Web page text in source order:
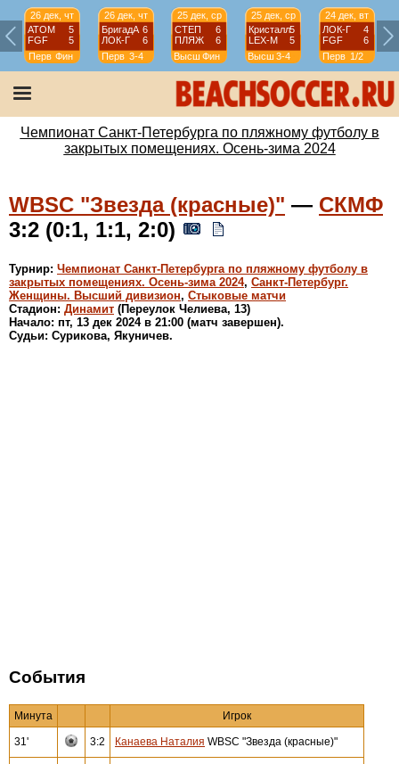
26 дек, чт
АТОМ
5
FGF
5
Перв Фин
26 дек, чт
БригадА 6
ЛОК-Г
6
Перв 3-4
25 дек, ср
СТЕП
6
ПЛЯЖ
6
Высш Фин
25 дек, ср
Кристалл5
LEX-М
5
Высш 3-4
24 дек, вт
ЛОК-Г
4
FGF
6
Перв 1/2
Чемпионат Санкт-Петербурга по пляжному футболу в
закрытых помещениях. Осень-зима 2024
WBSC "Звезда (красные)" — СКМФ
3:2 (0:1, 1:1, 2:0)
Турнир: Чемпионат Санкт-Петербурга по пляжному футболу в
закрытых помещениях. Осень-зима 2024, Санкт-Петербург.
Женщины. Высший дивизион, Стыковые матчи
Стадион: Динамит (Переулок Челиева, 13)
Начало: пт, 13 дек 2024 в 21:00 (матч завершен).
Судьи: Сурикова, Якуничев.
События
Минута Игрок
31' 3:2 Канаева Наталия WBSC "Звезда (красные)"